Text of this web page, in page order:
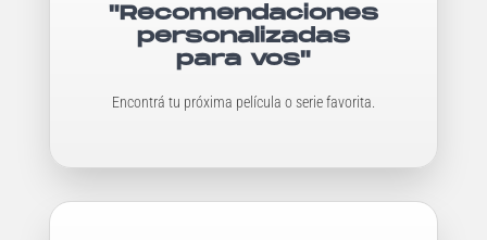
"Recomendaciones
personalizadas
para vos"
Encontrá tu próxima película o serie favorita.